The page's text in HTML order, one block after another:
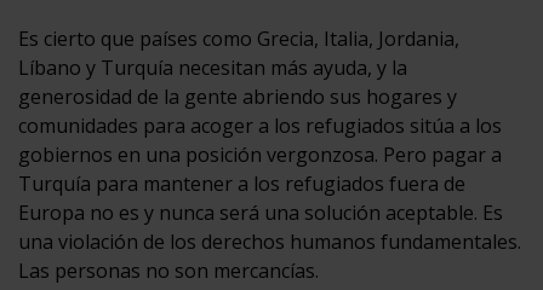
Es cierto que países como Grecia, Italia, Jordania,
Líbano y Turquía necesitan más ayuda, y la
generosidad de la gente abriendo sus hogares y
comunidades para acoger a los refugiados sitúa a los
gobiernos en una posición vergonzosa. Pero pagar a
Turquía para mantener a los refugiados fuera de
Europa no es y nunca será una solución aceptable. Es
una violación de los derechos humanos fundamentales.
Las personas no son mercancías.